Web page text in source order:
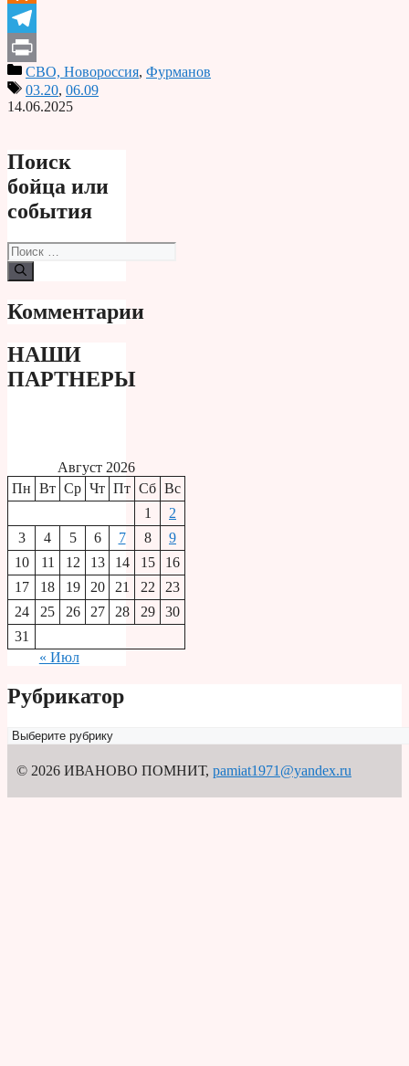
Odnoklassniki
Telegram
PrintСВО, Новороссия, Фурманов
03.20, 06.09
14.06.2025
Поиск
бойца или
события
Поиск:
Комментарии
НАШИ
ПАРТНЕРЫ
Август 2026
Пн Вт Ср Чт Пт Сб Вс
1
2
3
4 5 6 7 8
9
10
11 12 13 14 15
16
17
18 19 20 21 22
23
24
25 26 27 28 29
30
31
« Июл
Рубрикатор
Рубрикатор
© 2026 ИВАНОВО ПОМНИТ, pamiat1971@yandex.ru